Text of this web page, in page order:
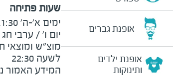
אופנת גברים
אופנת ילדים
ותינוקות
שעות פתיחה
לשעה 22:30
המידע האמור